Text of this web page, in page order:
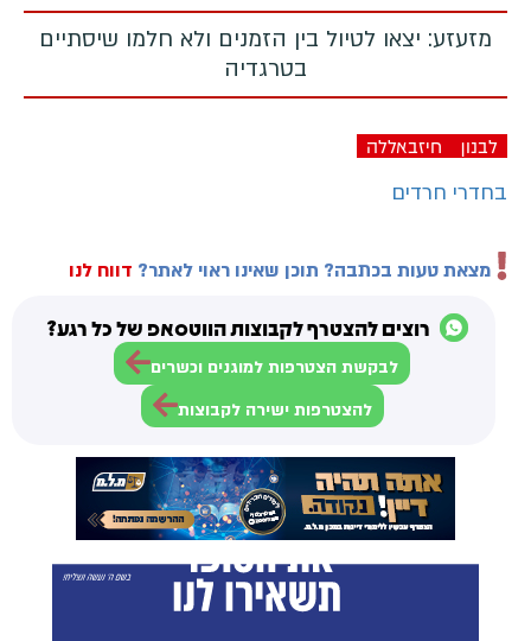
מזעזע: יצאו לטיול בין הזמנים ולא חלמו שיסתיים
בטרגדיה
לבנון חיזבאללה
בחדרי חרדים
מצאת טעות בכתבה? תוכן שאינו ראוי לאתר? דווח לנו
רוצים להצטרף לקבוצות הווטסאפ של כל רגע?
לבקשת הצטרפות למוגנים וכשרים
להצטרפות ישירה לקבוצות